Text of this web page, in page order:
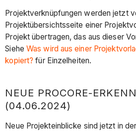
Projektverknüpfungen werden jetzt
Projektübersichtsseite einer
Projekt übertragen, das aus dieser
Siehe Was wird aus einer
kopiert? für Einzelheiten.
NEUE PROCORE-
(04.06.2024)
Neue Projekteinblicke sind jetzt in